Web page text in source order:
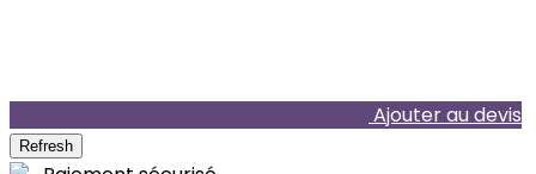
Ajouter au devis